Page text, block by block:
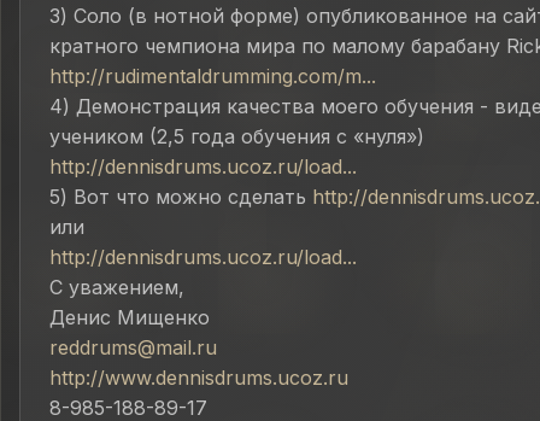
3) Соло (в нотной форме) опубликованное на
кратного чемпиона мира по малому барабану
http://rudimentaldrumming.com/m...
4) Демонстрация качества моего обучения -
учеником (2,5 года обучения с «нуля»)
http://dennisdrums.ucoz.ru/load...
5) Вот что можно сделать http://
или
http://dennisdrums.ucoz.ru/load...
С уважением,
Денис Мищенко
reddrums@mail.ru
http://www.dennisdrums.ucoz.ru
8-985-188-89-17